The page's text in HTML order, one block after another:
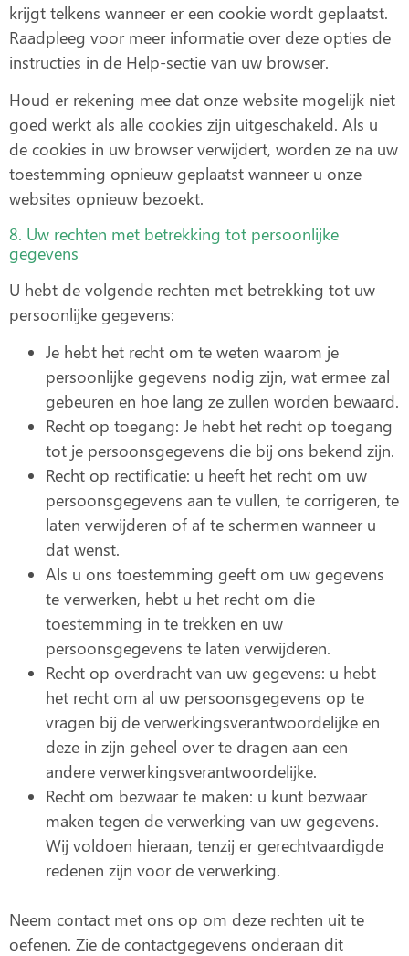
krijgt telkens wanneer er een cookie wordt geplaatst.
Raadpleeg voor meer informatie over deze opties de
instructies in de Help-sectie van uw browser.
Houd er rekening mee dat onze website mogelijk niet
goed werkt als alle cookies zijn uitgeschakeld. Als u
de cookies in uw browser verwijdert, worden ze na uw
toestemming opnieuw geplaatst wanneer u onze
websites opnieuw bezoekt.
8. Uw rechten met betrekking tot persoonlijke
gegevens
U hebt de volgende rechten met betrekking tot uw
persoonlijke gegevens:
Je hebt het recht om te weten waarom je
persoonlijke gegevens nodig zijn, wat ermee zal
gebeuren en hoe lang ze zullen worden bewaard.
Recht op toegang: Je hebt het recht op toegang
tot je persoonsgegevens die bij ons bekend zijn.
Recht op rectificatie: u heeft het recht om uw
persoonsgegevens aan te vullen, te corrigeren, te
laten verwijderen of af te schermen wanneer u
dat wenst.
Als u ons toestemming geeft om uw gegevens
te verwerken, hebt u het recht om die
toestemming in te trekken en uw
persoonsgegevens te laten verwijderen.
Recht op overdracht van uw gegevens: u hebt
het recht om al uw persoonsgegevens op te
vragen bij de verwerkingsverantwoordelijke en
deze in zijn geheel over te dragen aan een
andere verwerkingsverantwoordelijke.
Recht om bezwaar te maken: u kunt bezwaar
maken tegen de verwerking van uw gegevens.
Wij voldoen hieraan, tenzij er gerechtvaardigde
redenen zijn voor de verwerking.
Neem contact met ons op om deze rechten uit te
oefenen. Zie de contactgegevens onderaan dit